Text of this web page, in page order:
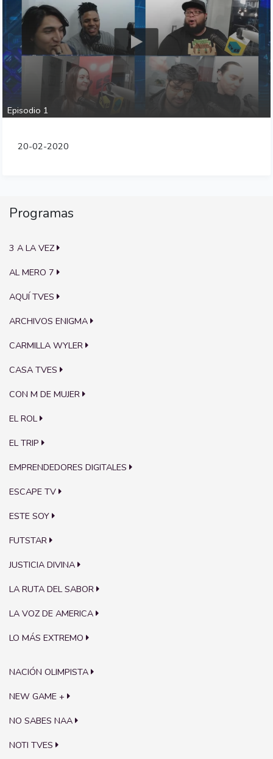
Episodio 1
20-02-2020
Programas
3 A LA VEZ
AL MERO 7
AQUÍ TVES
ARCHIVOS ENIGMA
CARMILLA WYLER
CASA TVES
CON M DE MUJER
EL ROL
EL TRIP
EMPRENDEDORES DIGITALES
ESCAPE TV
ESTE SOY
FUTSTAR
JUSTICIA DIVINA
LA RUTA DEL SABOR
LA VOZ DE AMERICA
LO MÁS EXTREMO
NACIÓN OLIMPISTA
NEW GAME +
NO SABES NAA
NOTI TVES